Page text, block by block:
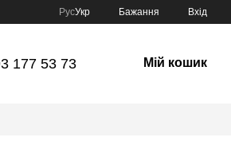
РусУкр Бажання Вхід
177 53 73 Мій кошик